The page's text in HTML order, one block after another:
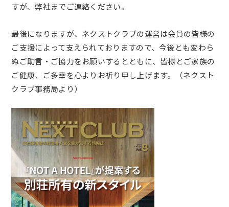
すが、弊社までご連絡ください。
最後になりますが、ネクストクラブの運営は会員の皆様の
ご支援によって支えられておりますので、今後とも変わら
ぬご助言・ご協力をお願いするとともに、皆様とご家族の
ご健康、ご多幸を心よりお祈り申し上げます。（ネクスト
クラブ事務局より）